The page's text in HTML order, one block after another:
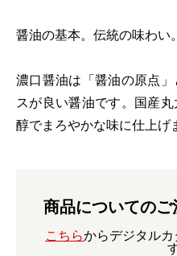
醤油の基本。伝統の味わい。
濃口醤油は「醤油の原点
スが良い醤油です。国産
醇でまろやかな味に仕上げ
商品についての
こちらからデジタルカ